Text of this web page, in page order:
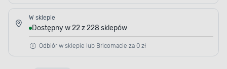
W sklepie
Dostępny w 22 z 228 sklepów
Odbiór w sklepie lub Bricomacie za 0 zł